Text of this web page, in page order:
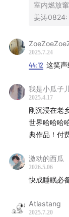
室内燃放
姜涛0824:
2025.7.24
44:12 这笑
我是小瓜子
2025.4.17
刚沉浸在老
世界哈哈哈
典作品！付
激动的西瓜
2026.5.06
快成睡眠必
Atlastang
2025.7.20